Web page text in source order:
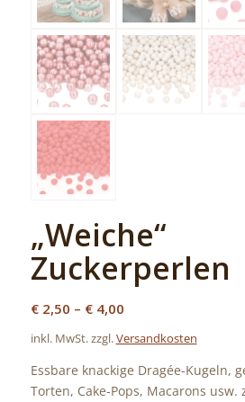
„Weiche“
Zuckerperlen
€2,50 – €4,00
inkl. MwSt. zzgl.Versandkosten
Essbare knackige Dragée-Kugeln,
Torten, Cake-Pops, Macarons usw.